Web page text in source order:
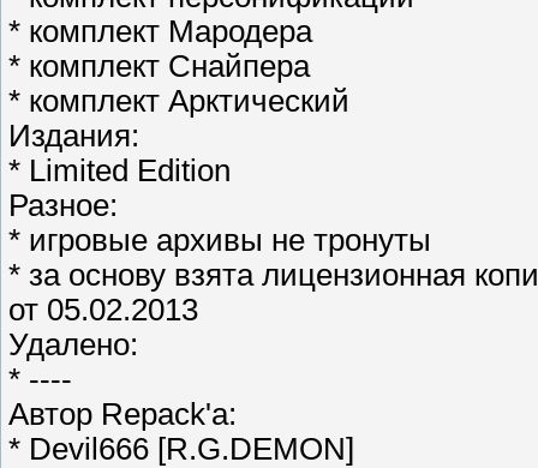
* комплект Мародера
* комплект Снайпера
* комплект Арктический
Издания:
* Limited Edition
Разное:
* игровые архивы не тронуты
* за основу взята лицензионная
от 05.02.2013
Удалено:
* ----
Автор Repack'a:
* Devil666 [R.G.DEMON]